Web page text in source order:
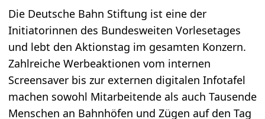
Die Deutsche Bahn Stiftung ist eine der
Initiatorinnen des Bundesweiten Vorlesetages
und lebt den Aktionstag im gesamten Konzern.
Zahlreiche Werbeaktionen vom internen
Screensaver bis zur externen digitalen Infotafel
machen sowohl Mitarbeitende als auch Tausende
Menschen an Bahnhöfen und Zügen auf den Tag